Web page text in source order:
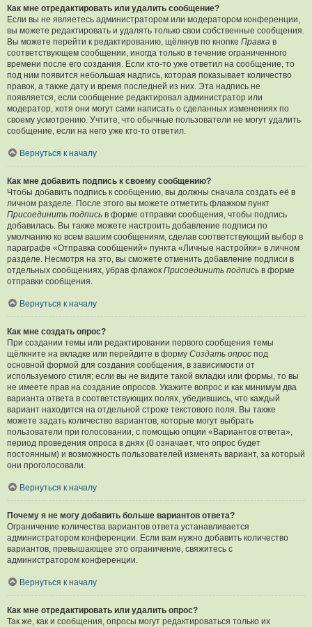
Как мне отредактировать или удалить сообщение?
Если вы не являетесь администратором или модератором конференции,
вы можете редактировать и удалять только свои собственные сообщения.
Вы можете перейти к редактированию, щёлкнув по кнопке Правка в
соответствующем сообщении, иногда только в течение ограниченного
времени после его создания. Если кто-то уже ответил на сообщение, то
под ним появится небольшая надпись, которая показывает количество
правок, а также дату и время последней из них. Эта надпись не
появляется, если сообщение редактировал администратор или
модератор, хотя они могут сами написать о сделанных изменениях по
своему усмотрению. Учтите, что обычные пользователи не могут удалить
сообщение, если на него уже кто-то ответил.
Вернуться к началу
Как мне добавить подпись к своему сообщению?
Чтобы добавить подпись к сообщению, вы должны сначала создать её в
личном разделе. После этого вы можете отметить флажком пункт
Присоединить подпись в форме отправки сообщения, чтобы подпись
добавилась. Вы также можете настроить добавление подписи по
умолчанию ко всем вашим сообщениям, сделав соответствующий выбор в
параграфе «Отправка сообщений» пункта «Личные настройки» в личном
разделе. Несмотря на это, вы сможете отменить добавление подписи в
отдельных сообщениях, убрав флажок Присоединить подпись в форме
отправки сообщения.
Вернуться к началу
Как мне создать опрос?
При создании темы или редактировании первого сообщения темы
щёлкните на вкладке или перейдите в форму Создать опрос под
основной формой для создания сообщения, в зависимости от
используемого стиля; если вы не видите такой вкладки или формы, то вы
не имеете прав на создание опросов. Укажите вопрос и как минимум два
варианта ответа в соответствующих полях, убедившись, что каждый
вариант находится на отдельной строке текстового поля. Вы также
можете задать количество вариантов, которые могут выбрать
пользователи при голосовании, с помощью опции «Вариантов ответа»,
период проведения опроса в днях (0 означает, что опрос будет
постоянным) и возможность пользователей изменять вариант, за который
они проголосовали.
Вернуться к началу
Почему я не могу добавить больше вариантов ответа?
Ограничение количества вариантов ответа устанавливается
администратором конференции. Если вам нужно добавить количество
вариантов, превышающее это ограничение, свяжитесь с
администратором конференции.
Вернуться к началу
Как мне отредактировать или удалить опрос?
Так же, как и сообщения, опросы могут редактироваться только их